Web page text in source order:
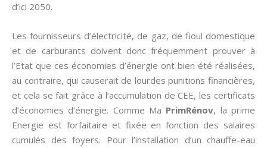
d’ici 2050.
Les fournisseurs d’électricité, de gaz, de fioul domestique
et de carburants doivent donc fréquemment prouver à
l’Etat que ces économies d’énergie ont bien été réalisées,
au contraire, qui causerait de lourdes punitions financières,
et cela se fait grâce à l’accumulation de CEE, les certificats
d’économies d’énergie. Comme Ma PrimRénov, la prime
Energie est forfaitaire et fixée en fonction des salaires
cumulés des foyers. Pour l’installation d’un chauffe-eau